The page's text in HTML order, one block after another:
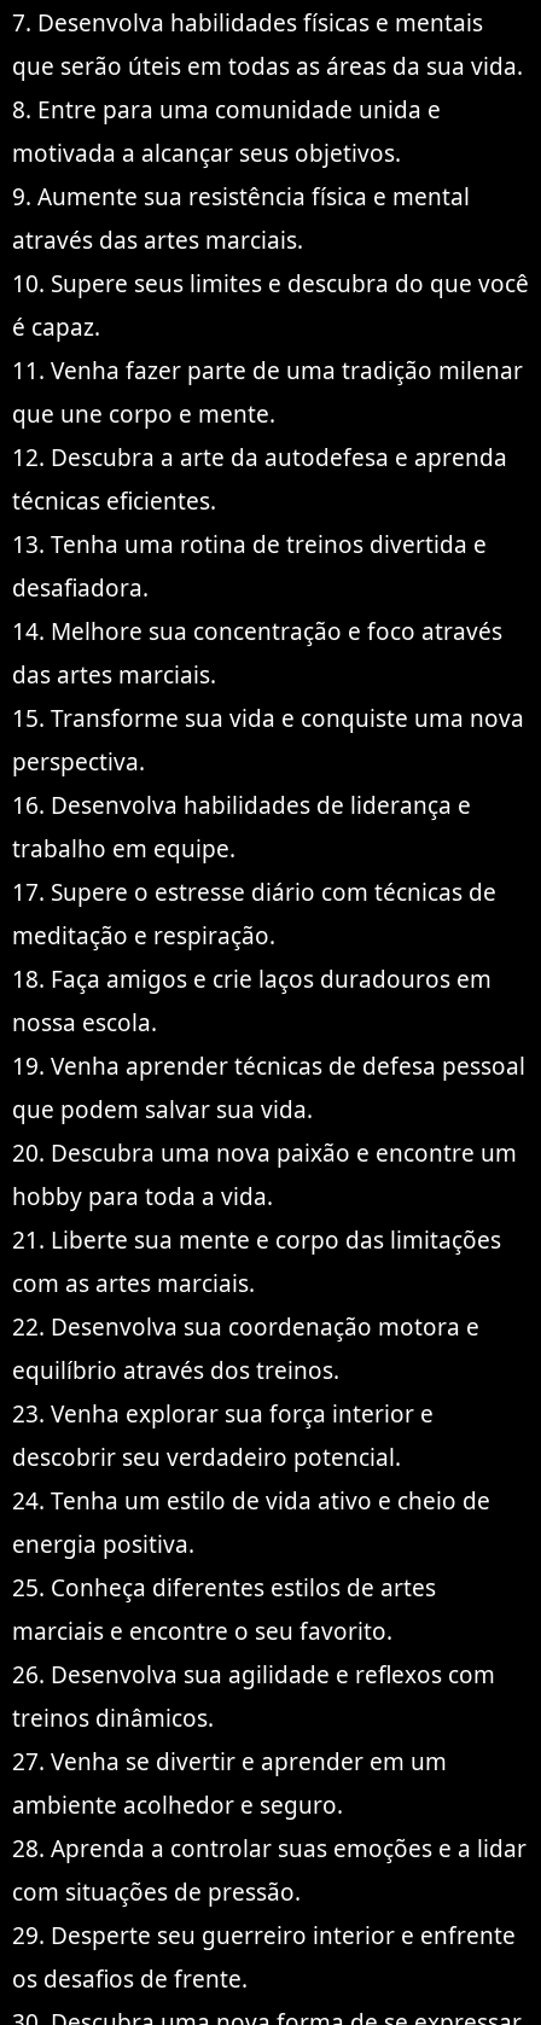
7. Desenvolva habilidades físicas e mentais
que serão úteis em todas as áreas da sua vida.
8. Entre para uma comunidade unida e
motivada a alcançar seus objetivos.
9. Aumente sua resistência física e mental
através das artes marciais.
10. Supere seus limites e descubra do que você
é capaz.
11. Venha fazer parte de uma tradição milenar
que une corpo e mente.
12. Descubra a arte da autodefesa e aprenda
técnicas eficientes.
13. Tenha uma rotina de treinos divertida e
desafiadora.
14. Melhore sua concentração e foco através
das artes marciais.
15. Transforme sua vida e conquiste uma nova
perspectiva.
16. Desenvolva habilidades de liderança e
trabalho em equipe.
17. Supere o estresse diário com técnicas de
meditação e respiração.
18. Faça amigos e crie laços duradouros em
nossa escola.
19. Venha aprender técnicas de defesa pessoal
que podem salvar sua vida.
20. Descubra uma nova paixão e encontre um
hobby para toda a vida.
21. Liberte sua mente e corpo das limitações
com as artes marciais.
22. Desenvolva sua coordenação motora e
equilíbrio através dos treinos.
23. Venha explorar sua força interior e
descobrir seu verdadeiro potencial.
24. Tenha um estilo de vida ativo e cheio de
energia positiva.
25. Conheça diferentes estilos de artes
marciais e encontre o seu favorito.
26. Desenvolva sua agilidade e reflexos com
treinos dinâmicos.
27. Venha se divertir e aprender em um
ambiente acolhedor e seguro.
28. Aprenda a controlar suas emoções e a lidar
com situações de pressão.
29. Desperte seu guerreiro interior e enfrente
os desafios de frente.